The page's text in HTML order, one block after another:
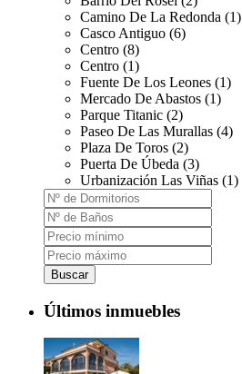
Camino De La Redonda (1)
Casco Antiguo (6)
Centro (8)
Centro (1)
Fuente De Los Leones (1)
Mercado De Abastos (1)
Parque Titanic (2)
Paseo De Las Murallas (4)
Plaza De Toros (2)
Puerta De Úbeda (3)
Urbanización Las Viñas (1)
Buscar
Últimos inmuebles